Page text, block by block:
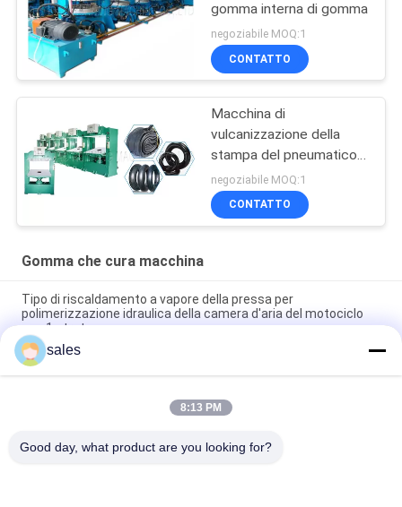
gomma interna di gomma
negoziabile MOQ:1
CONTATTO
Macchina di
vulcanizzazione della
stampa del pneumatico
caldo
negoziabile MOQ:1
CONTATTO
Gomma che cura macchina
Tipo di riscaldamento a vapore della pressa per
polimerizzazione idraulica della camera d'aria del motociclo
con 1 strato
Tipo di trattamento idraulico del riscaldamento di vapore della
stampa della camera d'aria del motociclo con 1 strato
Controllato automatico di vulcanizzazione idraulico dello SpA
sales
8:13 PM
Good day, what product are you looking for?